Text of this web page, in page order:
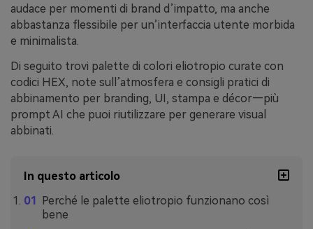
audace per momenti di brand d’impatto, ma anche
abbastanza flessibile per un’interfaccia utente morbida
e minimalista.
Di seguito trovi palette di colori eliotropio curate con
codici HEX, note sull’atmosfera e consigli pratici di
abbinamento per branding, UI, stampa e décor—più
prompt AI che puoi riutilizzare per generare visual
abbinati.
In questo articolo
Perché le palette eliotropio funzionano così
bene